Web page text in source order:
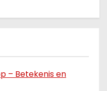
– Betekenis en